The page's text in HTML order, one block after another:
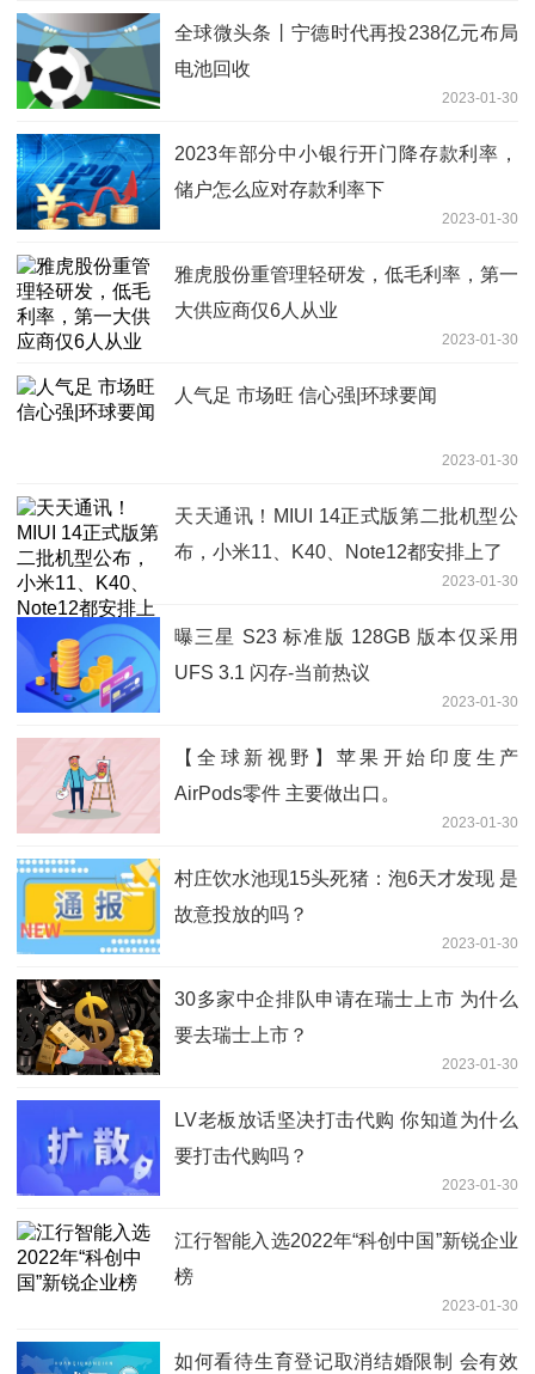
全球微头条丨宁德时代再投238亿元布局
电池回收
2023-01-30
2023年部分中小银行开门降存款利率，
储户怎么应对存款利率下
2023-01-30
雅虎股份重管理轻研发，低毛利率，第一
大供应商仅6人从业
2023-01-30
人气足 市场旺 信心强|环球要闻
2023-01-30
天天通讯！MIUI 14正式版第二批机型公
布，小米11、K40、Note12都安排上了
2023-01-30
曝三星 S23 标准版 128GB 版本仅采用
UFS 3.1 闪存-当前热议
2023-01-30
【全球新视野】苹果开始印度生产
AirPods零件 主要做出口。
2023-01-30
村庄饮水池现15头死猪：泡6天才发现 是
故意投放的吗？
2023-01-30
30多家中企排队申请在瑞士上市 为什么
要去瑞士上市？
2023-01-30
LV老板放话坚决打击代购 你知道为什么
要打击代购吗？
2023-01-30
江行智能入选2022年“科创中国”新锐企业
榜
2023-01-30
如何看待生育登记取消结婚限制 会有效